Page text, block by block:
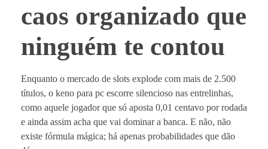
caos organizado que
ninguém te contou
Enquanto o mercado de slots explode com mais de 2.500
títulos, o keno para pc escorre silencioso nas entrelinhas,
como aquele jogador que só aposta 0,01 centavo por rodada
e ainda assim acha que vai dominar a banca. E não, não
existe fórmula mágica; há apenas probabilidades que dão